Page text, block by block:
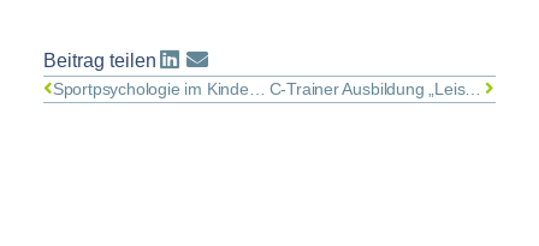
Beitrag teilen
C-Trainer Ausbildung „Leistungssport“ des DGV